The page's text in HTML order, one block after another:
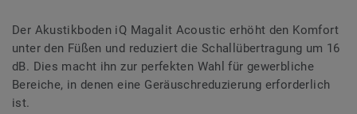
Der Akustikboden iQ Magalit Acoustic erhöht den Komfort
unter den Füßen und reduziert die Schallübertragung um 16
dB. Dies macht ihn zur perfekten Wahl für gewerbliche
Bereiche, in denen eine Geräuschreduzierung erforderlich
ist.